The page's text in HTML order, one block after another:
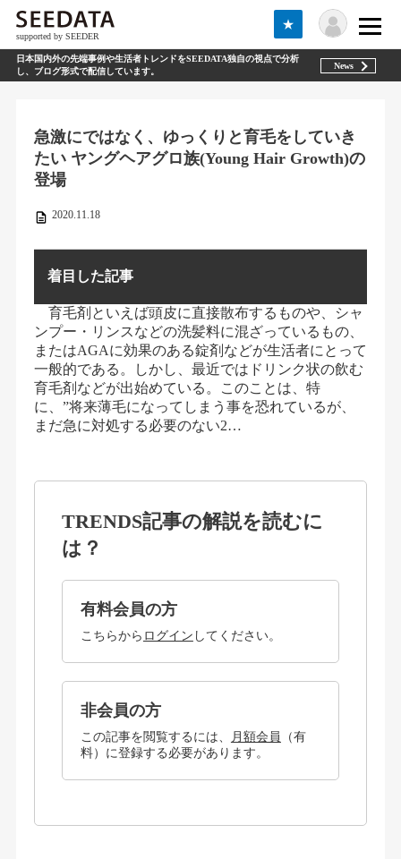
supported by SEEDER
★
日本国内外の先端事例や生活者トレンドをSEEDATA独自の視点で分析
し、ブログ形式で配信しています。
News
急激にではなく、ゆっくりと育毛をしていき
たい ヤングヘアグロ族(Young Hair Growth)の
登場
2020.11.18
着目した記事
育毛剤といえば頭皮に直接散布するものや、シャ
ンプー・リンスなどの洗髪料に混ざっているもの、
またはAGAに効果のある錠剤などが生活者にとって
一般的である。しかし、最近ではドリンク状の飲む
育毛剤などが出始めている。このことは、特
に、”将来薄毛になってしまう事を恐れているが、
まだ急に対処する必要のない2…
TRENDS記事の解説を読むに
は？
有料会員の方
こちらから ログイン してください。
非会員の方
この記事を閲覧するには、 月額会員
（有
料）に登録する必要があります。